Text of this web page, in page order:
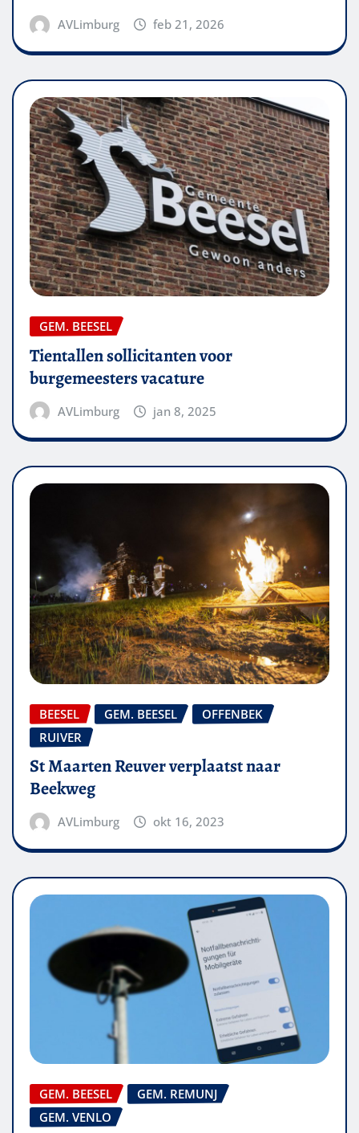
AVLimburg feb 21, 2026
GEM. BEESEL
Tientallen sollicitanten voor
burgemeesters vacature
AVLimburg jan 8, 2025
BEESEL GEM. BEESEL
OFFENBEK
RUIVER
St Maarten Reuver verplaatst naar
Beekweg
AVLimburg okt 16, 2023
GEM. BEESEL
GEM. REMUNJ
GEM. VENLO